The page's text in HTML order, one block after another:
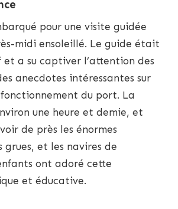
pour une visite guidée
midi ensoleillé. Le guide était
a su captiver l’attention des
anecdotes intéressantes sur
fonctionnement du port. La
une heure et demie, et
de près les énormes
grues, et les navires de
ont adoré cette
et éducative.